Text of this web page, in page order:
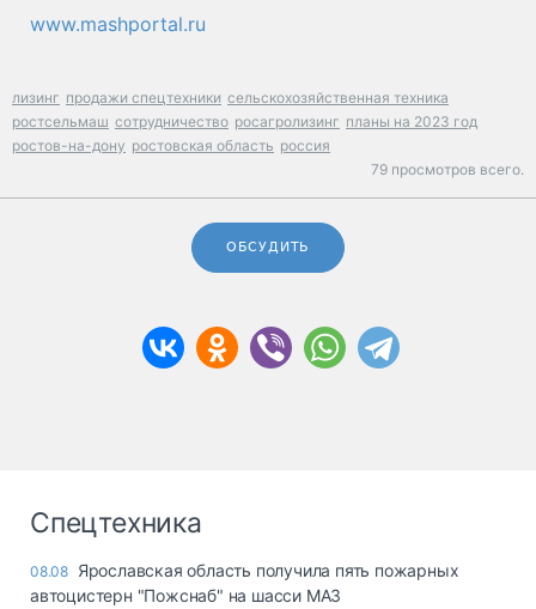
www.mashportal.ru
лизинг продажи спецтехники сельскохозяйственная техника
ростсельмаш сотрудничество росагролизинг планы на 2023 год
ростов-на-дону ростовская область россия
79 просмотров всего.
ОБСУДИТЬ
Спецтехника
08.08 Ярославская область получила пять пожарных
автоцистерн "Пожснаб" на шасси МАЗ